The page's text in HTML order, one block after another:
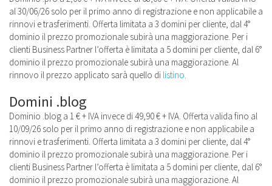
al 30/06/26 solo per il primo anno di registrazione e non applicabile a
rinnovi e trasferimenti. Offerta limitata a 3 domini per cliente, dal 4°
dominio il prezzo promozionale subirà una maggiorazione. Per i
clienti Business Partner l’offerta è limitata a 5 domini per cliente, dal 6°
dominio il prezzo promozionale subirà una maggiorazione. Al
rinnovo il prezzo applicato sarà quello di listino.
Domini .blog
Dominio .blog a 1 € + IVA invece di 49,90 € + IVA. Offerta valida fino al
10/09/26 solo per il primo anno di registrazione e non applicabile a
rinnovi e trasferimenti. Offerta limitata a 3 domini per cliente, dal 4°
dominio il prezzo promozionale subirà una maggiorazione. Per i
clienti Business Partner l’offerta è limitata a 5 domini per cliente, dal 6°
dominio il prezzo promozionale subirà una maggiorazione. Al